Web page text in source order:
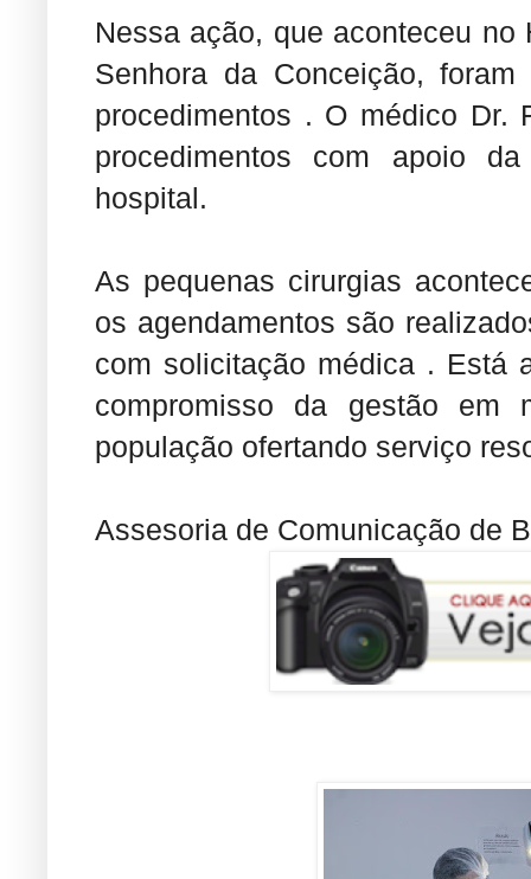
Nessa ação, que aconteceu
Senhora da Conceição,
procedimentos . O médico Dr.
procedimentos com apoio
hospital.
As pequenas cirurgias
os agendamentos são
com solicitação médica . Está
compromisso da gestão em
população ofertando serviço
Assesoria de Comunicação de